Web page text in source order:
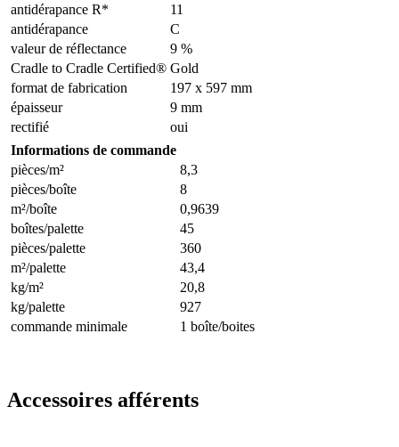
antidérapance R*
11
antidérapance
C
valeur de réflectance
9 %
Cradle to Cradle Certified® Gold
format de fabrication
197 x 597 mm
épaisseur
9 mm
rectifié
oui
Informations de commande
pièces/m²
8,3
pièces/boîte
8
m²/boîte
0,9639
boîtes/palette
45
pièces/palette
360
m²/palette
43,4
kg/m²
20,8
kg/palette
927
commande minimale
1 boîte/boites
Accessoires afférents